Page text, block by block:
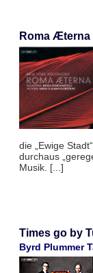
Roma Æterna
die „Ewige
durchaus
Musik. [...]
Times go by
Byrd Plummer